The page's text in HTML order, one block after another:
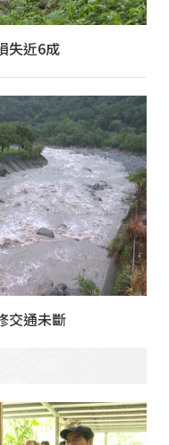
失近6成
交通未斷